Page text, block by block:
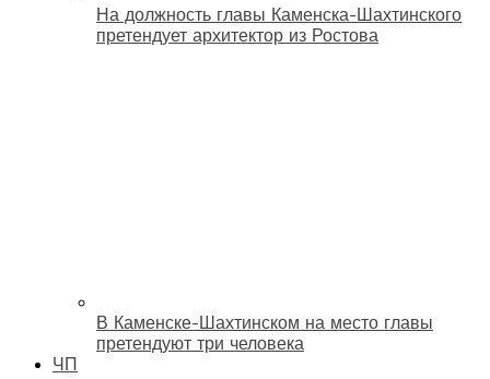
На должность главы Каменска-Шахтинского
претендует архитектор из Ростова
В Каменске-Шахтинском на место главы
претендуют три человека
ЧП